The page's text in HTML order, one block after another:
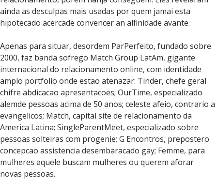
ainda as desculpas mais usadas por quem jamai esta
hipotecado acercade convencer an alfinidade avante.
Apenas para situar, desordem ParPerfeito, fundado sobre
2000, faz banda sofrego Match Group LatAm, gigante
internacional do relacionamento online, com identidade
amplo portfolio onde estao atenazar: Tinder, chefe geral
chifre abdicacao apresentacoes; OurTime, especializado
alemde pessoas acima de 50 anos; celeste afeio, contrario a
evangelicos; Match, capital site de relacionamento da
America Latina; SingleParentMeet, especializado sobre
pessoas solteiras com progenie; G Encontros, prepostero
concepcao assistencia desembaracado gay; Femme, para
mulheres aquele buscam mulheres ou querem aforar
novas pessoas.